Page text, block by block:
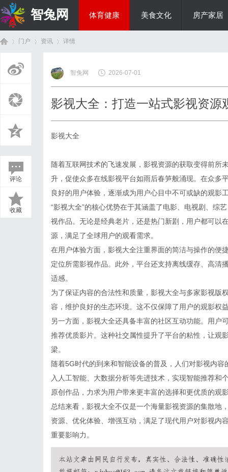
智兔网 体育健康 美食文化 房产家居
门户 资讯
›
详情
评论
收藏
智兔网 2026-07-01
影视大全：打造一站式影视资源
影视大全
随着互联网技术的飞速发展，影视资源的获取变得前所
升，促使众多在线影视平台如雨后春笋般涌现。在众多
良好的用户体验，逐渐成为用户心目中不可或缺的观影
“影视大全”的核心优势在于其涵盖了电影、电视剧、综
视作品。无论是经典老片，还是热门新剧，用户都可以
源，满足了全球用户的观看需求。
在用户体验方面，影视大全注重界面的简洁与操作的便
定位所需影视作品。此外，平台还支持离线缓存、高清
适感。
为了保证内容的合法性和质量，影视大全与多家影视版
容，维护良好的生态环境。这不仅保障了用户的观影权
另一方面，影视大全还具备丰富的社区互动功能。用户
推荐优质影片。这种社交属性提升了平台的粘性，让观
梁。
随着5G时代的到来和智能设备的普及，人们对影视内
入人工智能、大数据分析等先进技术，实现智能推荐
原创作品，力求为用户带来更丰富的选择和更优质的观
总结来看，影视大全不仅是一个海量影视资源的集散地
资源、优化体验、增强互动，满足了现代用户对影视内
重要影响力。